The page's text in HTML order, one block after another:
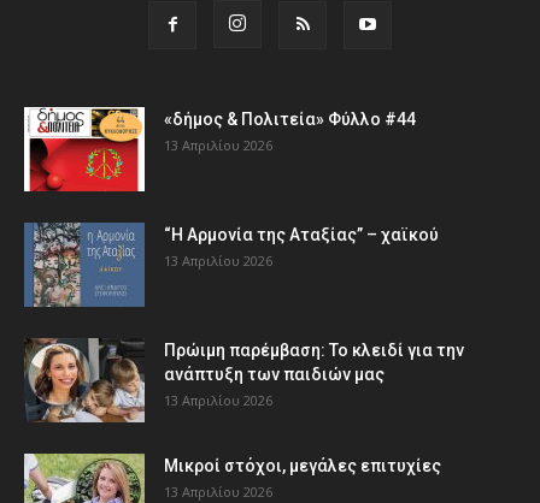
«δήμος & Πολιτεία» Φύλλο #44
13 Απριλίου 2026
“Η Αρμονία της Αταξίας” – χαϊκού
13 Απριλίου 2026
Πρώιμη παρέμβαση: Το κλειδί για την
ανάπτυξη των παιδιών µας
13 Απριλίου 2026
Μικροί στόχοι, μεγάλες επιτυχίες
13 Απριλίου 2026